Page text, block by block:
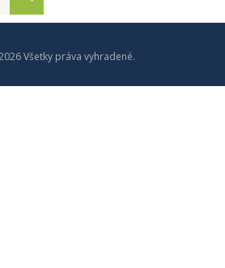
Všetky práva vyhradené.